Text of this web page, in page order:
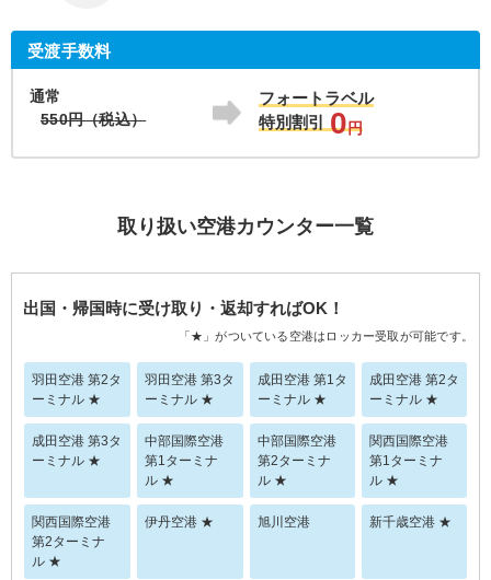
受渡手数料
通常
550円（税込）
フォートラベル
特別割引
0円
取り扱い空港カウンター一覧
出国・帰国時に受け取り・返却すればOK！
「★」がついている空港はロッカー受取が可能です。
羽田空港 第2タ
ーミナル ★
羽田空港 第3タ
ーミナル ★
成田空港 第1タ
ーミナル ★
成田空港 第2タ
ーミナル ★
成田空港 第3タ
ーミナル ★
中部国際空港
第1ターミナ
ル ★
中部国際空港
第2ターミナ
ル ★
関西国際空港
第1ターミナ
ル ★
関西国際空港
第2ターミナ
ル ★
伊丹空港 ★ 旭川空港 新千歳空港 ★